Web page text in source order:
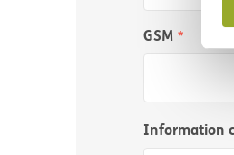
GSM
Information